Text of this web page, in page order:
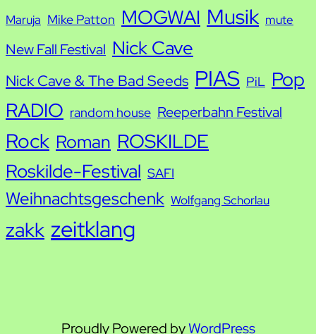
Maruja Mike Patton MOGWAI Musik mute
New Fall Festival Nick Cave
Nick Cave & The Bad Seeds PIAS PiL Pop
RADIO random house Reeperbahn Festival
Rock Roman ROSKILDE
Roskilde-Festival SAFI
Weihnachtsgeschenk Wolfgang Schorlau
zakk zeitklang
Proudly Powered byWordPress